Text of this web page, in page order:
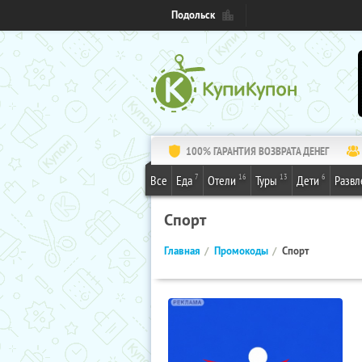
Подольск
100% ГАРАНТИЯ ВОЗВРАТА ДЕНЕГ
Все Еда 7 Отели 16 Туры 13 Дети 6
Спорт
Главная Промокоды Спорт